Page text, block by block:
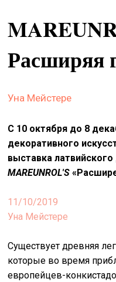
Расширяя
Уна Мейстере
С 10 октября до 8
декоративного
выставка
MAREUNROL'S
11/10/2019
Уна Мейстере
Существует древняя
которые во время
европейцев-